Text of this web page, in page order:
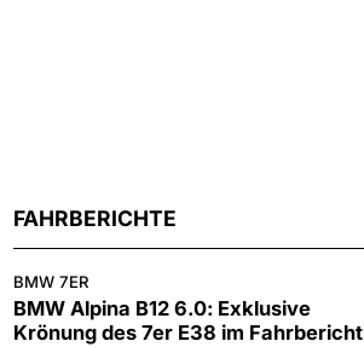
FAHRBERICHTE
BMW 7ER
BMW Alpina B12 6.0: Exklusive
Krönung des 7er E38 im Fahrbericht